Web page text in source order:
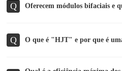
Q Oferecem módulos bifaciais e
Q O que é "HJT" e por que é